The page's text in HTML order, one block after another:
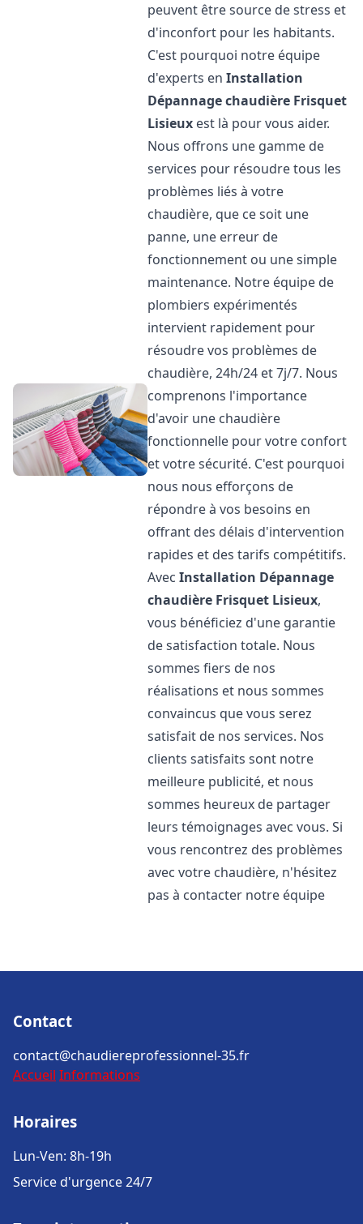
peuvent être source de stress et
d'inconfort pour les habitants.
C'est pourquoi notre équipe
d'experts enInstallation
Dépannage chaudière Frisquet
Lisieux est là pour vous aider.
Nous offrons une gamme de
services pour résoudre tous les
problèmes liés à votre
chaudière, que ce soit une
panne, une erreur de
fonctionnement ou une simple
maintenance. Notre équipe de
plombiers expérimentés
intervient rapidement pour
résoudre vos problèmes de
chaudière, 24h/24 et 7j/7. Nous
comprenons l'importance
d'avoir une chaudière
fonctionnelle pour votre confort
et votre sécurité. C'est pourquoi
nous nous efforçons de
répondre à vos besoins en
offrant des délais d'intervention
rapides et des tarifs compétitifs.
AvecInstallation Dépannage
chaudière Frisquet Lisieux,
vous bénéficiez d'une garantie
de satisfaction totale. Nous
sommes fiers de nos
réalisations et nous sommes
convaincus que vous serez
satisfait de nos services. Nos
clients satisfaits sont notre
meilleure publicité, et nous
sommes heureux de partager
leurs témoignages avec vous. Si
vous rencontrez des problèmes
avec votre chaudière, n'hésitez
pas à contacter notre équipe
Contact
contact@chaudiereprofessionnel-35.fr
Accueil Informations
Horaires
Lun-Ven: 8h-19h
Service d'urgence 24/7